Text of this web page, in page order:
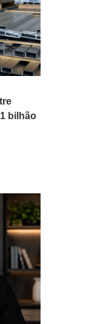
bilhão